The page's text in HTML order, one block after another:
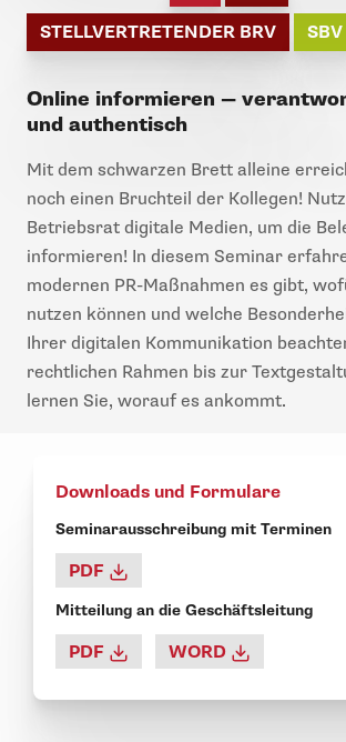
STELLVERTRETENDER BRV
SBV
Online informieren —
und authentisch
Mit dem schwarzen Brett alleine
noch einen Bruchteil der Kollegen!
Betriebsrat digitale Medien, um die
informieren! In diesem Seminar
modernen PR-Maßnahmen es gibt,
nutzen können und welche
Ihrer digitalen Kommunikation
rechtlichen Rahmen bis zur
lernen Sie, worauf es ankommt.
Downloads und Formulare
Seminarausschreibung mit Terminen
PDF
Mitteilung an die Geschäftsleitung
PDF WORD